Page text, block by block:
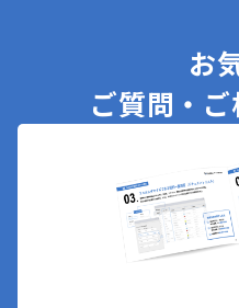
お
ご質問・